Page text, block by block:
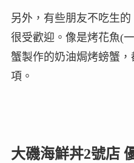
另外，有些朋友不吃生
很受歡迎。像是烤花魚(
蟹製作的奶油焗烤螃蟹
項。
大磯海鮮丼2號店